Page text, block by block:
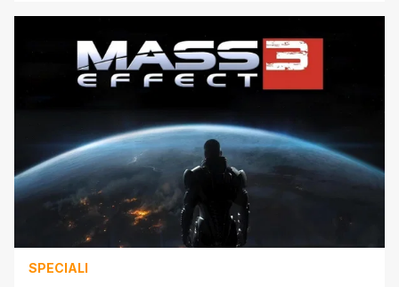
peggiorano. Ehi, scusa un momento' hai appena detto
che arriva un momento in cui le cose non possono [']
SPECIALI